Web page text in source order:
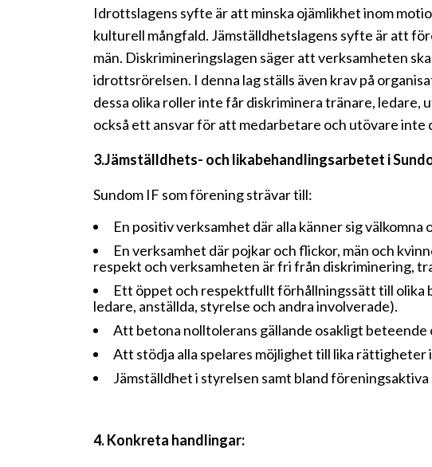
Idrottslagens syfte är att minska ojämlikhet inom
kulturell mångfald. Jämställdhetslagens syfte är att
män. Diskrimineringslagen säger att verksamheten
idrottsrörelsen. I denna lag ställs även krav på
dessa olika roller inte får diskriminera tränare,
också ett ansvar för att medarbetare och utövare
3.Jämställdhets- och likabehandlingsarbetet i
Sundom IF som förening strävar till:
En positiv verksamhet där alla känner sig välkomna
En verksamhet där pojkar och flickor, män och
respekt och verksamheten är fri från diskriminering,
Ett öppet och respektfullt förhållningssätt till olika
ledare, anställda, styrelse och andra involverade).
Att betona nolltolerans gällande osakligt
Att stödja alla spelares möjlighet till lika
Jämställdhet i styrelsen samt bland
4. Konkreta handlingar: